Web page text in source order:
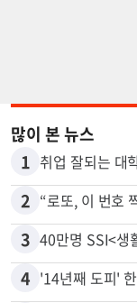
많이 본 뉴스
1 취업 잘되는 대
2 “로또, 이 번호
3 40만명 SSI<생
4 '14년째 도피'